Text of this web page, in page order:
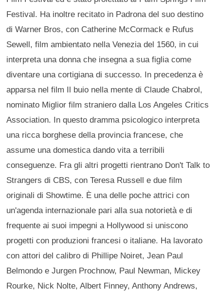
Festival. Ha inoltre recitato in Padrona del suo destino
di Warner Bros, con Catherine McCormack e Rufus
Sewell, film ambientato nella Venezia del 1560, in cui
interpreta una donna che insegna a sua figlia come
diventare una cortigiana di successo. In precedenza è
apparsa nel film Il buio nella mente di Claude Chabrol,
nominato Miglior film straniero dalla Los Angeles Critics
Association. In questo dramma psicologico interpreta
una ricca borghese della provincia francese, che
assume una domestica dando vita a terribili
conseguenze. Fra gli altri progetti rientrano Don't Talk to
Strangers di CBS, con Teresa Russell e due film
originali di Showtime. È una delle poche attrici con
un'agenda internazionale pari alla sua notorietà e di
frequente ai suoi impegni a Hollywood si uniscono
progetti con produzioni francesi o italiane. Ha lavorato
con attori del calibro di Phillipe Noiret, Jean Paul
Belmondo e Jurgen Prochnow, Paul Newman, Mickey
Rourke, Nick Nolte, Albert Finney, Anthony Andrews,